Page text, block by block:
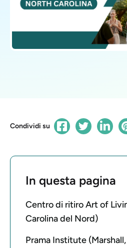
Condividi su
In questa pagina
Centro di ritiro Art of
Carolina del Nord)
Prama Institute